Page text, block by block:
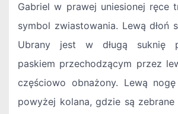
Gabriel w prawej uniesionej ręce
symbol zwiastowania. Lewą dłoń
Ubrany jest w długą suknię
paskiem przechodzącym przez
częściowo obnażony. Lewą
powyżej kolana, gdzie są zebrane